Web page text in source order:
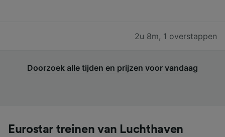
2u 8m, 1 overstappen
Doorzoek alle tijden en prijzen voor vandaag
Eurostar treinen van Luchthaven